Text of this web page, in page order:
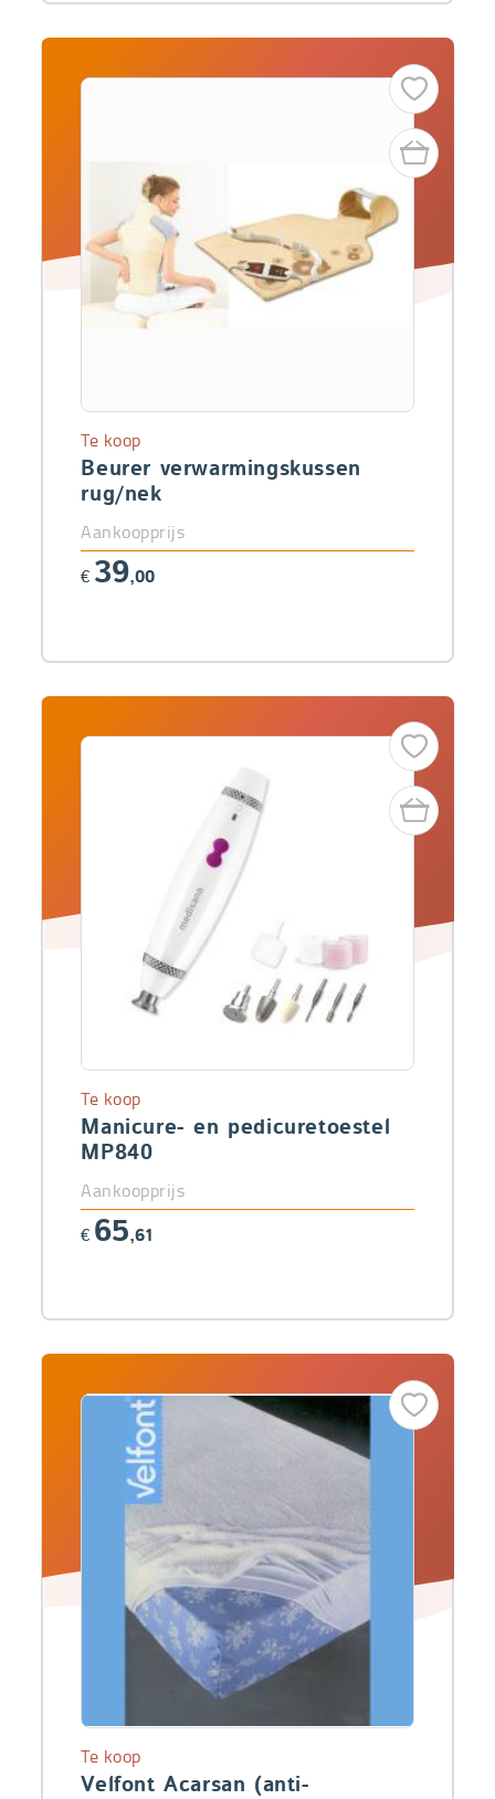
Beurer verwarmingskussen
rug/nek
Te koop
Aankoopprijs
€ 39,00
Manicure- en pedicuretoestel
MP840
Te koop
Aankoopprijs
€ 65,61
Velfont Acarsan (anti-
Te koop